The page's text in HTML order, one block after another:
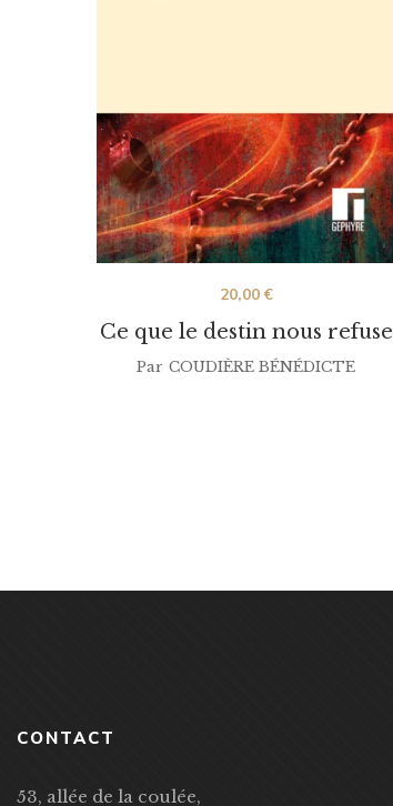
Ce que le destin nous refuse
20,00€
Par COUDIÈRE BÉNÉDICTE
CONTACT
53, allée de la coulée,